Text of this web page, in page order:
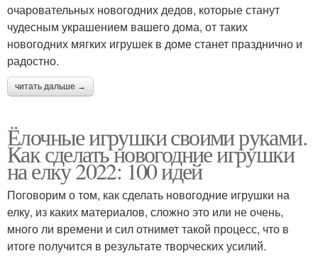
очаровательных новогодних дедов, которые станут
чудесным украшением вашего дома, от таких
новогодних мягких игрушек в доме станет празднично и
радостно.
читать дальше →
Ёлочные игрушки своими руками.
Как сделать новогодние игрушки
на елку 2022: 100 идей
Поговорим о том, как сделать новогодние игрушки на
елку, из каких материалов, сложно это или не очень,
много ли времени и сил отнимет такой процесс, что в
итоге получится в результате творческих усилий.